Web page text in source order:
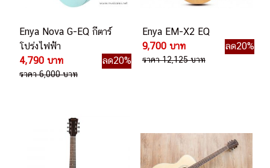
Enya Nova G-EQ กีตาร์
โปร่งไฟฟ้า
4,790 บาท
ลด20%
ราคา 6,000 บาท
Enya EM-X2 EQ
9,700 บาท
ลด20%
ราคา 12,125 บาท